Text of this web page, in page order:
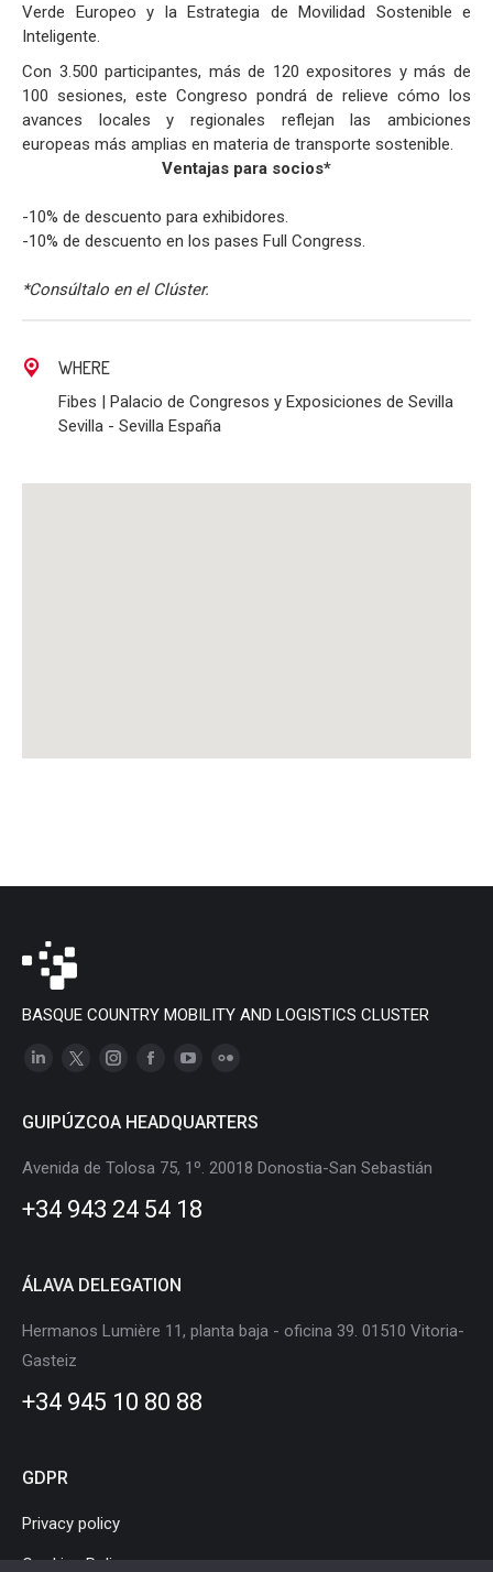
Verde Europeo y la Estrategia de Movilidad Sostenible e
Inteligente.
Con 3.500 participantes, más de 120 expositores y más de
100 sesiones, este Congreso pondrá de relieve cómo los
avances locales y regionales reflejan las ambiciones
europeas más amplias en materia de transporte sostenible.
Ventajas para socios*
-10% de descuento para exhibidores.
-10% de descuento en los pases Full Congress.
*Consúltalo en el Clúster.
WHERE
Fibes | Palacio de Congresos y Exposiciones de Sevilla
Sevilla - Sevilla España
BASQUE COUNTRY MOBILITY AND LOGISTICS CLUSTER
Linkedin
opens
window
X
opens
window
Instagram
opens
in
window
opens
in
window
opens
in
window
opens
in
GUIPÚZCOA HEADQUARTERS
Avenida de Tolosa 75, 1º. 20018 Donostia-San Sebastián
+34 943 24 54 18
ÁLAVA DELEGATION
Hermanos Lumière 11, planta baja - oficina 39. 01510 Vitoria-
Gasteiz
+34 945 10 80 88
GDPR
Privacy policy
Cookies Policy